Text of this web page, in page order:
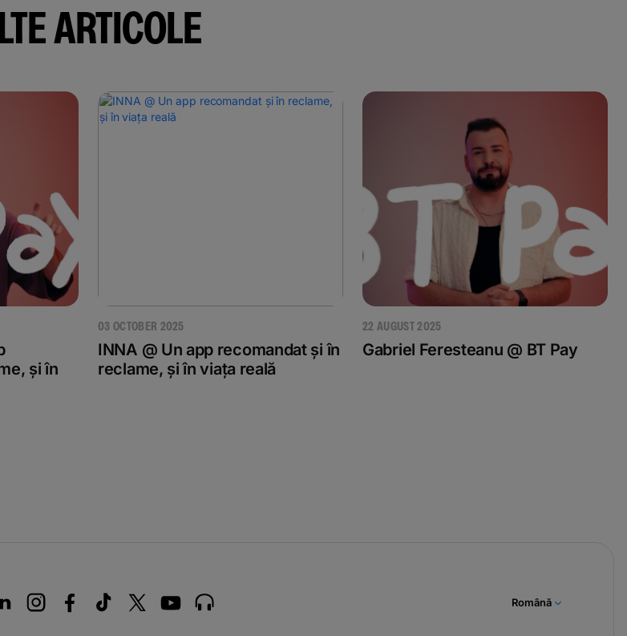
ARTICOLE
și în
03 OCTOBER 2025
INNA @ Un app recomandat și în
reclame, și în viața reală
22 AUGUST 2025
Gabriel Feresteanu @ BT Pay
Română